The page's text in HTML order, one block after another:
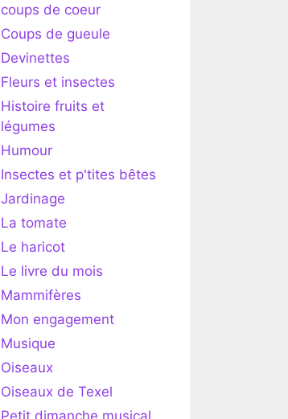
coups de coeur
Coups de gueule
Devinettes
Fleurs et insectes
Histoire fruits et
légumes
Humour
Insectes et p'tites bêtes
Jardinage
La tomate
Le haricot
Le livre du mois
Mammifères
Mon engagement
Musique
Oiseaux
Oiseaux de Texel
Petit dimanche musical